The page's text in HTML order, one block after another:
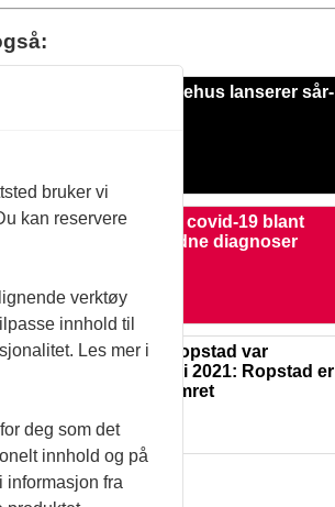
Sunnaas Sykehus lanserer sår-
Mer angst for covid-19 blant
folk med sjeldne diagnoser
April 2020: Ropstad var
bekymret. Mai 2021: Ropstad er
fortsatt bekymret
bruker vi
kan reservere
verktøy
innhold til
Les mer i
deg som det
innhold og på
informasjon fra